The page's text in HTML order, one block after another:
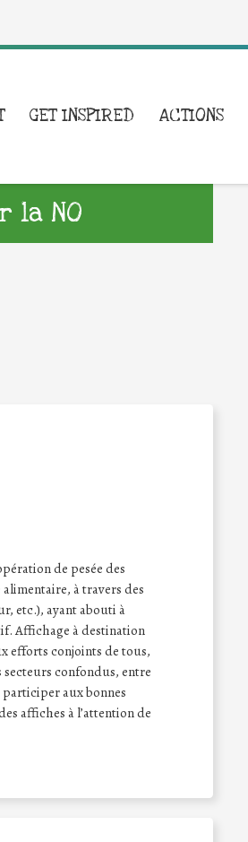
GET INSPIRED ACTIONS
la NO
de pesée des
à travers des
etc.), ayant abouti à
Affichage à destination
efforts conjoints de tous,
secteurs confondus, entre
participer aux bonnes
affiches à l’attention de